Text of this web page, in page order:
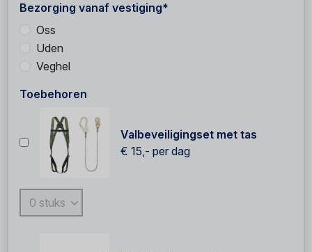
Bezorging vanaf vestiging*
Oss
Uden
Veghel
Toebehoren
Valbeveiligingset met tas
€ 15,- per dag